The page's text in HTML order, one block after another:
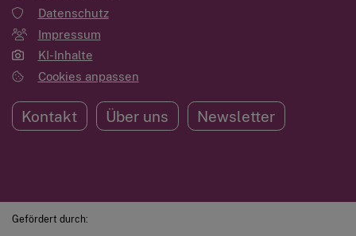
Datenschutz
Impressum
KI-Inhalte
Cookies anpassen
Kontakt Über uns Newsletter
Gefördert durch: